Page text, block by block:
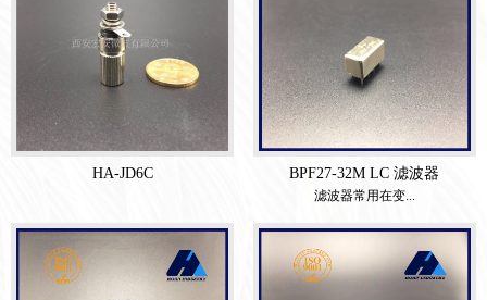
HA-JD6C BPF27-32M LC 滤波器
滤波器常用在变...